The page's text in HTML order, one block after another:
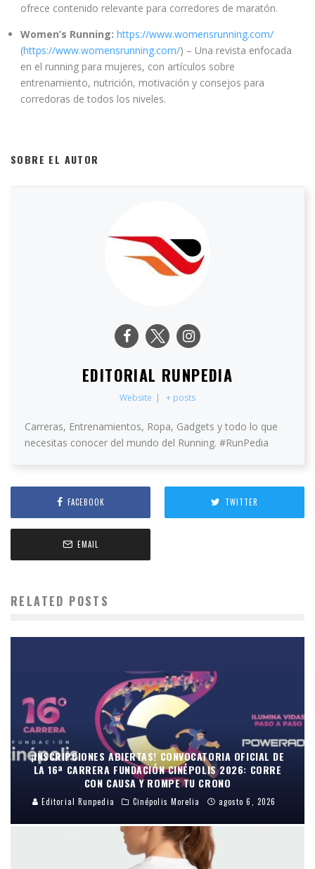
ofrece contenido relevante para corredores de maratón.
Women’s Running: https://www.womensrunning.com/
(https://www.womensrunning.com/) – Una revista enfocada
en el running para mujeres, con artículos sobre
entrenamiento, nutrición, motivación y consejos para
corredoras de todos los niveles.
SOBRE EL AUTOR
EDITORIAL RUNPEDIA
Website | + posts
Carreras, Entrenamientos, Ropa, Gadgets y todo lo que
necesitas conocer del mundo del Running. #RunPedia
FACEBOOK TWITTER
EMAIL
RELATED POSTS
¡INSCRIPCIONES ABIERTAS! CONVOCATORIA OFICIAL DE
LA 16ª CARRERA FUNDACIÓN CINÉPOLIS 2026: CORRE
CON CAUSA Y ROMPE TU CRONO
Editorial Runpedia Cinépolis Morelia agosto 6, 2026